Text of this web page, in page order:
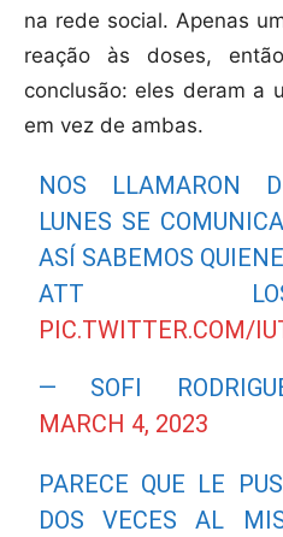
na rede social. Apenas
reação às doses,
conclusão: eles deram a
em vez de ambas.
NOS LLAMARON
LUNES SE
ASÍ SABEMOS
ATT
PIC.TWITTER.COM/
— SOFI
MARCH 4, 2023
PARECE QUE LE
DOS VECES AL